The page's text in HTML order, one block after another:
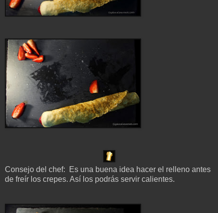
Consejo del chef: Es una buena idea hacer el relleno antes
de freír los crepes. Así los podrás servir calientes.